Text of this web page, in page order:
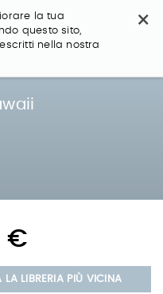
×
la tua
questo sito,
nella nostra
€
LA LIBRERIA PIÙ VICINA